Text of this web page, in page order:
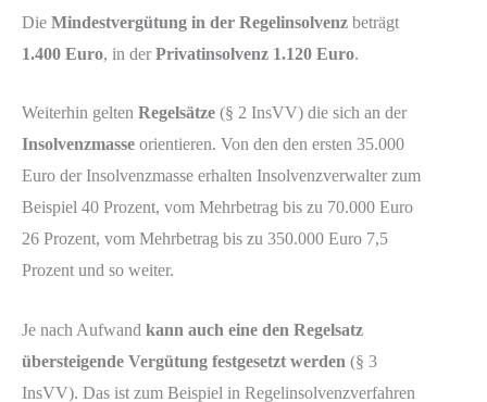
Die Mindestvergütung in der Regelinsolvenz beträgt
1.400 Euro, in der Privatinsolvenz 1.120 Euro.
Weiterhin gelten Regelsätze (§ 2 InsVV) die sich an der
Insolvenzmasse orientieren. Von den den ersten 35.000
Euro der Insolvenzmasse erhalten Insolvenzverwalter zum
Beispiel 40 Prozent, vom Mehrbetrag bis zu 70.000 Euro
26 Prozent, vom Mehrbetrag bis zu 350.000 Euro 7,5
Prozent und so weiter.
Je nach Aufwand kann auch eine den Regelsatz
übersteigende Vergütung festgesetzt werden (§ 3
InsVV). Das ist zum Beispiel in Regelinsolvenzverfahren